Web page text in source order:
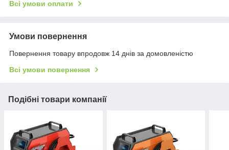
Всі умови оплати
Умови повернення
Повернення товару впродовж 14 днів за домовленістю
Всі умови повернення
Подібні товари компанії